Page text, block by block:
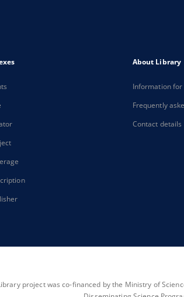
About Library
Information for
Frequently
Contact details
project was co-financed by the Ministry of